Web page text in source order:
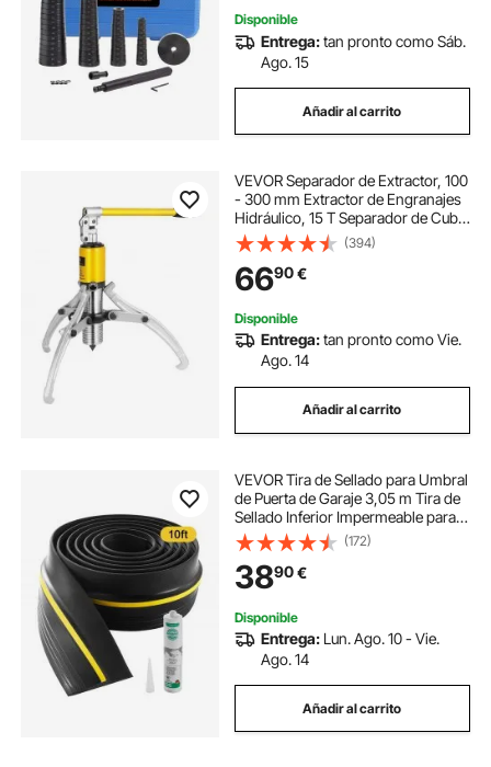
Disponible
Entrega:tan pronto como Sáb.
Ago. 15
Añadir al carrito
VEVOR Separador de Extractor, 100
- 300 mm Extractor de Engranajes
Hidráulico, 15 T Separador de Cubo
de Cojinete de Extractor Hidráulico
con Mango, Kit de Extractor de
Engranajes para Tirar Cubos
(394)
6690€
Disponible
Entrega:tan pronto como Vie.
Ago. 14
Añadir al carrito
VEVOR Tira de Sellado para Umbral
de Puerta de Garaje 3,05 m Tira de
Sellado Inferior Impermeable para
Puerta de Garaje con Adhesivo,
Reemplazo de Burlete de PVC
Grueso Mejorado para Bricolaje,
Negro
(172)
3890€
Disponible
Entrega: Lun. Ago. 10 - Vie.
Ago. 14
Añadir al carrito